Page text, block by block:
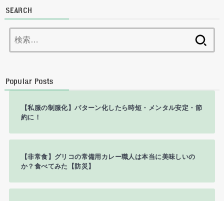
SEARCH
索:
Popular Posts
【私服の制服化】パターン化したら時短・メンタル安定・節
約に！
【非常食】グリコの常備用カレー職人は本当に美味しいの
か？食べてみた【防災】